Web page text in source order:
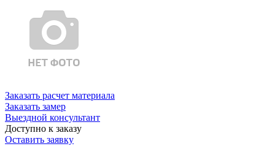
Заказать расчет материала
Заказать замер
Выездной консультант
Доступно к заказу
Оставить заявку